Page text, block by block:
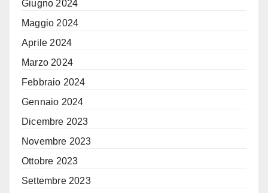
Giugno 2024
Maggio 2024
Aprile 2024
Marzo 2024
Febbraio 2024
Gennaio 2024
Dicembre 2023
Novembre 2023
Ottobre 2023
Settembre 2023